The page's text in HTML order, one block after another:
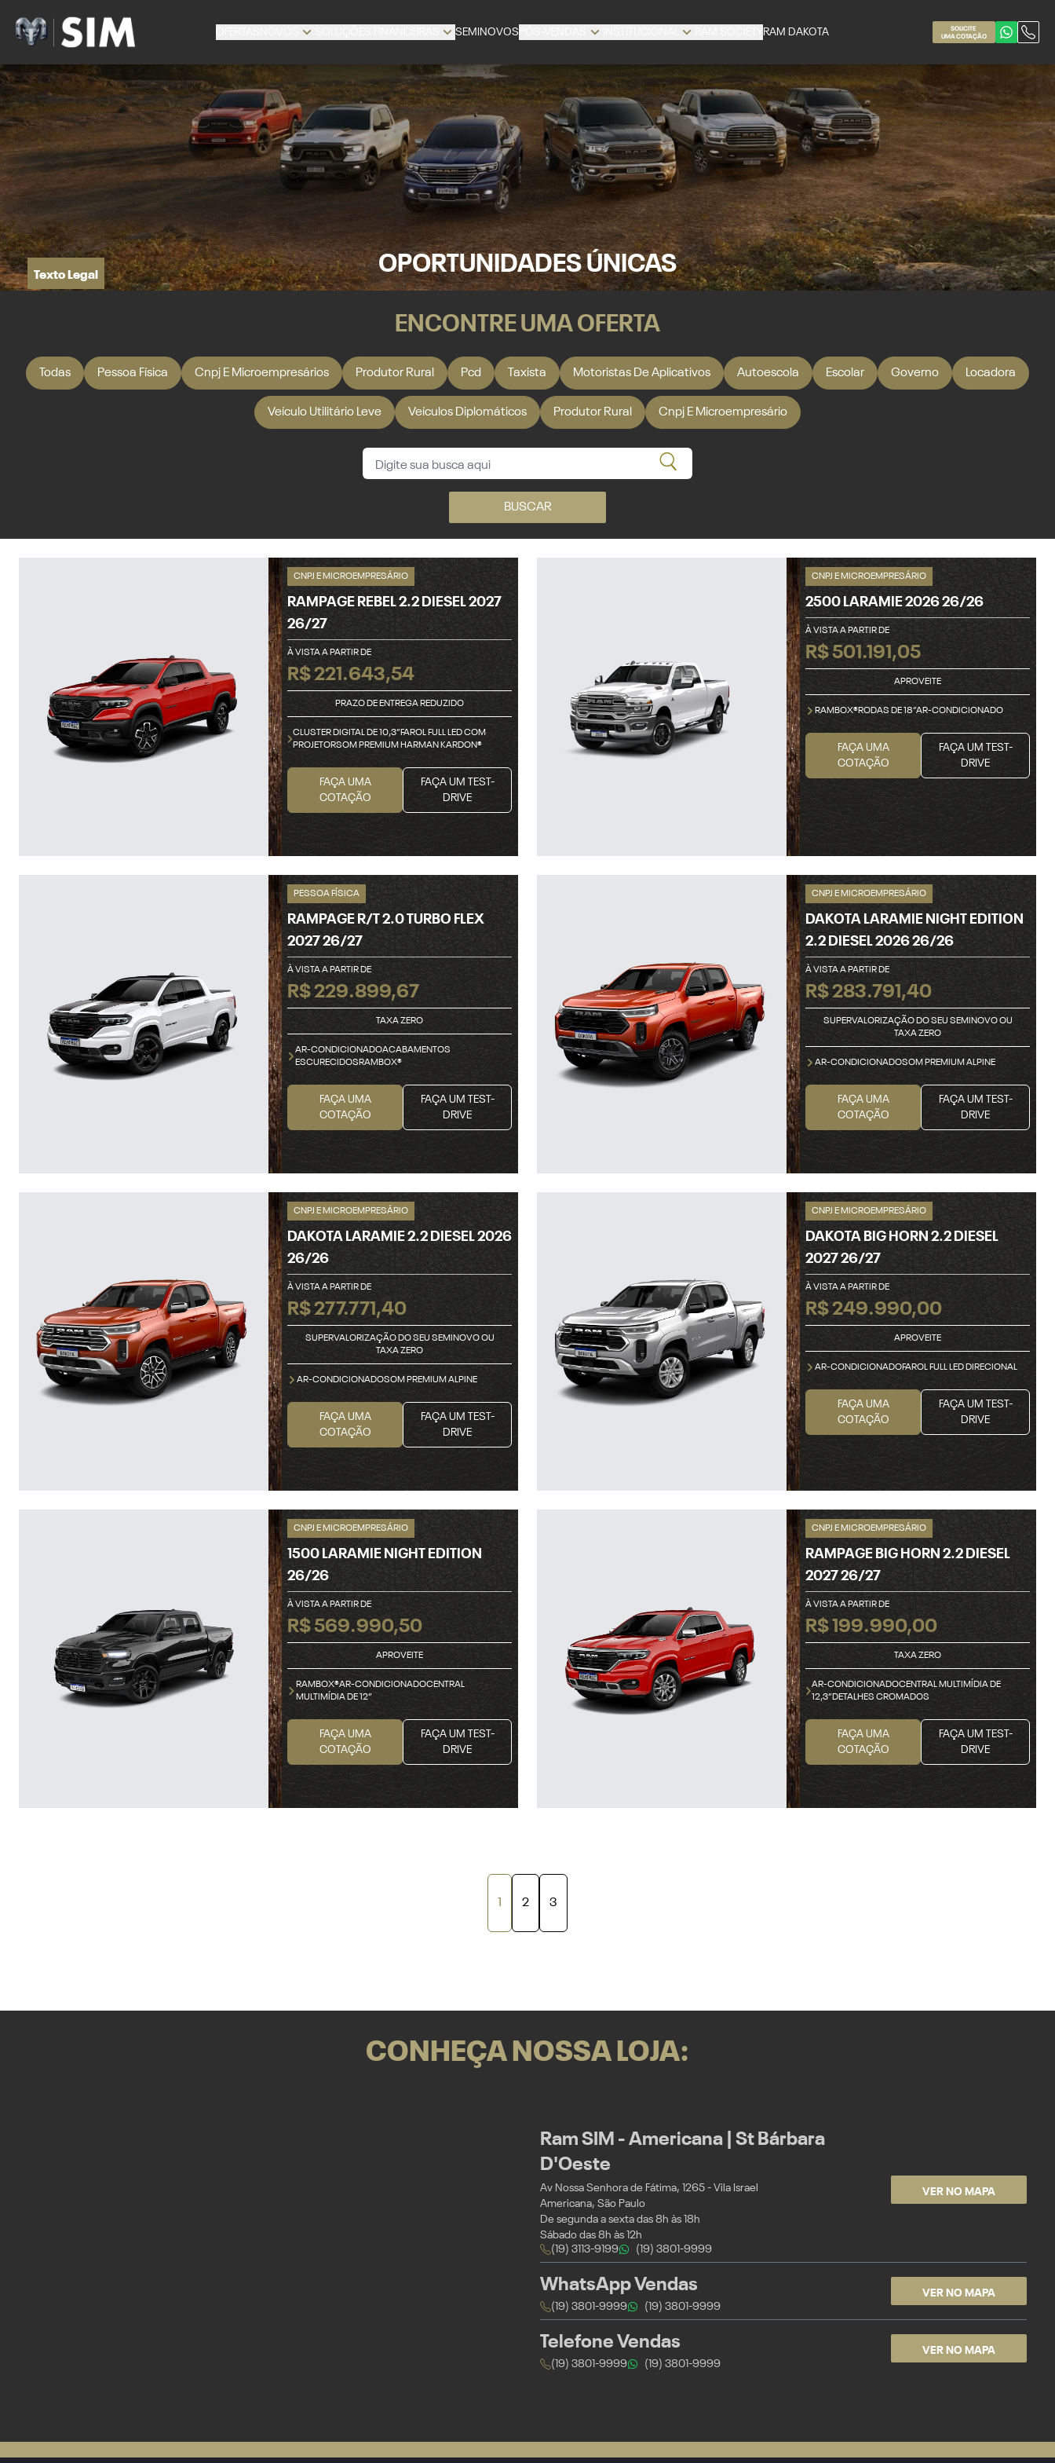
SEMINOVOS RAM DAKOTA
SOLICITE
UMA COTAÇÃO
OPORTUNIDADES ÚNICAS
Texto Legal
ENCONTRE UMA OFERTA
Todas Pessoa Física Cnpj E Microempresários Produtor Rural Pcd Taxista Motoristas De Aplicativos Autoescola Escolar Governo Locadora
Veículo Utilitário Leve Veículos Diplomáticos Produtor Rural Cnpj E Microempresário
BUSCAR
CNPJ E MICROEMPRESÁRIO
RAMPAGE REBEL 2.2 DIESEL 2027
26/27
À VISTA A PARTIR DE
R$ 221.643,54
PRAZO DE ENTREGA REDUZIDO
CLUSTER DIGITAL DE 10,3”FAROL FULL LED COM
PROJETORSOM PREMIUM HARMAN KARDON®
FAÇA UMA
COTAÇÃO
FAÇA UM TEST-
DRIVE
CNPJ E MICROEMPRESÁRIO
2500 LARAMIE 2026 26/26
À VISTA A PARTIR DE
R$ 501.191,05
APROVEITE
RAMBOX®RODAS DE 18”AR-CONDICIONADO
FAÇA UMA
COTAÇÃO
FAÇA UM TEST-
DRIVE
PESSOA FÍSICA
RAMPAGE R/T 2.0 TURBO FLEX
2027 26/27
À VISTA A PARTIR DE
R$ 229.899,67
TAXA ZERO
AR-CONDICIONADOACABAMENTOS
ESCURECIDOSRAMBOX®
FAÇA UMA
COTAÇÃO
FAÇA UM TEST-
DRIVE
CNPJ E MICROEMPRESÁRIO
DAKOTA LARAMIE NIGHT EDITION
2.2 DIESEL 2026 26/26
À VISTA A PARTIR DE
R$ 283.791,40
SUPERVALORIZAÇÃO DO SEU SEMINOVO OU
TAXA ZERO
AR-CONDICIONADOSOM PREMIUM ALPINE
FAÇA UMA
COTAÇÃO
FAÇA UM TEST-
DRIVE
CNPJ E MICROEMPRESÁRIO
DAKOTA LARAMIE 2.2 DIESEL 2026
26/26
À VISTA A PARTIR DE
R$ 277.771,40
SUPERVALORIZAÇÃO DO SEU SEMINOVO OU
TAXA ZERO
AR-CONDICIONADOSOM PREMIUM ALPINE
FAÇA UMA
COTAÇÃO
FAÇA UM TEST-
DRIVE
CNPJ E MICROEMPRESÁRIO
DAKOTA BIG HORN 2.2 DIESEL
2027 26/27
À VISTA A PARTIR DE
R$ 249.990,00
APROVEITE
AR-CONDICIONADOFAROL FULL LED DIRECIONAL
FAÇA UMA
COTAÇÃO
FAÇA UM TEST-
DRIVE
CNPJ E MICROEMPRESÁRIO
1500 LARAMIE NIGHT EDITION
26/26
À VISTA A PARTIR DE
R$ 569.990,50
APROVEITE
RAMBOX®AR-CONDICIONADOCENTRAL
MULTIMÍDIA DE 12”
FAÇA UMA
COTAÇÃO
FAÇA UM TEST-
DRIVE
CNPJ E MICROEMPRESÁRIO
RAMPAGE BIG HORN 2.2 DIESEL
2027 26/27
À VISTA A PARTIR DE
R$ 199.990,00
TAXA ZERO
AR-CONDICIONADOCENTRAL MULTIMÍDIA DE
12,3”DETALHES CROMADOS
FAÇA UMA
COTAÇÃO
FAÇA UM TEST-
DRIVE
2 3
CONHEÇA NOSSA LOJA:
Ram SIM - Americana | St Bárbara
D'Oeste
Av Nossa Senhora de Fátima, 1265 - Vila Israel
Americana, São Paulo
De segunda a sexta das 8h às 18h
Sábado das 8h às 12h
(19) 3113-9199
(19) 3801-9999
VER NO MAPA
WhatsApp Vendas
(19) 3801-9999 (19) 3801-9999
VER NO MAPA
Telefone Vendas
(19) 3801-9999 (19) 3801-9999
VER NO MAPA